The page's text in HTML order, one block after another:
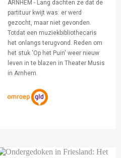
ARNHEM - Lang dachten ze dat de
partituur kwijt was: er werd
gezocht, maar niet gevonden.
Totdat een muziekbibliothecaris
het onlangs terugvond. Reden om
het stuk 'Op het Puin' weer nieuw
leven in te blazen in Theater Musis
in Arnhem.